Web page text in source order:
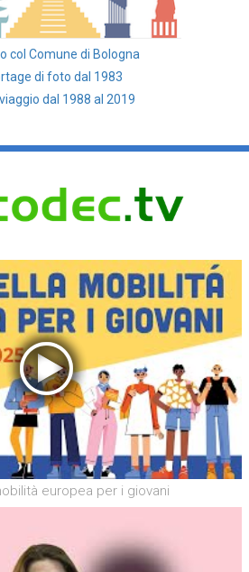
col Comune di Bologna
di foto dal 1983
dal 1988 al 2019
europea per i giovani